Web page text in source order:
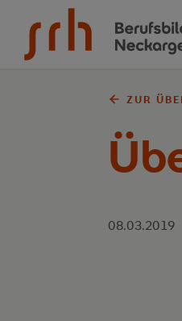
Zum Inhalt springen
ZUR
08.03.2019